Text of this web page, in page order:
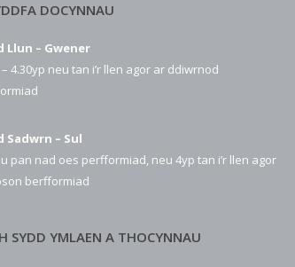
DOCYNNAU
Llun – Gwener
– 4.30yp neu tan i’r llen agor ar ddiwrnod
Sadwrn – Sul
pan nad oes perfformiad, neu 4yp tan i’r llen agor
berfformiad
SYDD YMLAEN A THOCYNNAU